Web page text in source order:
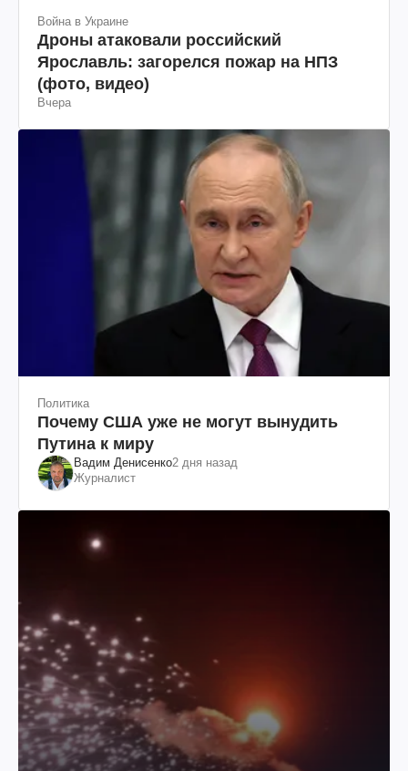
Война в Украине
Дроны атаковали российский
Ярославль: загорелся пожар на НПЗ
(фото, видео)
Вчера
Политика
Почему США уже не могут вынудить
Путина к миру
Вадим Денисенко2 дня назад
Журналист